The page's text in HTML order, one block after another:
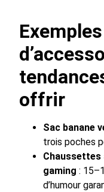
Exemples
offrir
Sac banane
trois poches
gaming :
d’humour